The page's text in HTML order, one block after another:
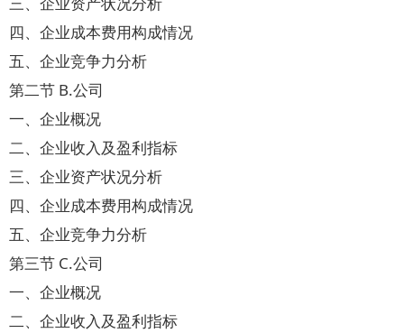
四、企业成本费用构成情况
五、企业竞争力分析
第二节 B.公司
一、企业概况
二、企业收入及盈利指标
三、企业资产状况分析
四、企业成本费用构成情况
五、企业竞争力分析
第三节 C.公司
一、企业概况
二、企业收入及盈利指标